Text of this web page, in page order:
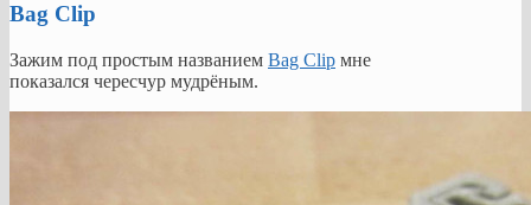
Bag Clip
Зажим под простым названием Bag Clip мне
показался чересчур мудрёным.